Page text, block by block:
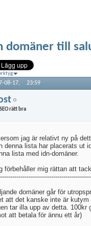
domäner till
08-17, 23:59
rätt bra
jag är relativt ny på
denna lista har placerats ut
lista med idn-domäner.
förbehåller mig rättan att
domäner går för
att det kanske inte är
tar illa upp av detta. 100kr
att betala för ännu ett år)